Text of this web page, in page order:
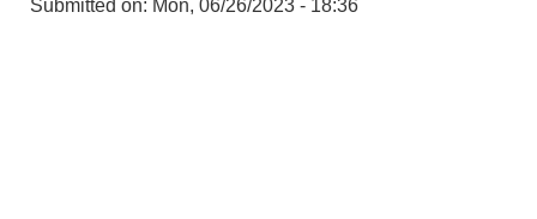
Submitted on: Mon, 06/26/2023 - 18:36